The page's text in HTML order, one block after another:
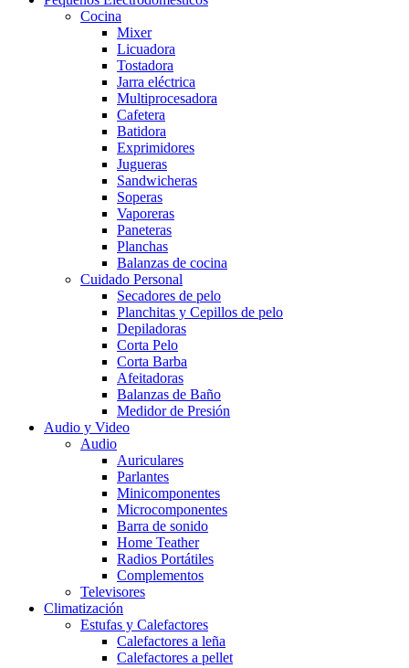
Cocina
Mixer
Licuadora
Tostadora
Jarra eléctrica
Multiprocesadora
Cafetera
Batidora
Exprimidores
Jugueras
Sandwicheras
Soperas
Vaporeras
Paneteras
Planchas
Balanzas de cocina
Cuidado Personal
Secadores de pelo
Planchitas y Cepillos de pelo
Depiladoras
Corta Pelo
Corta Barba
Afeitadoras
Balanzas de Baño
Medidor de Presión
Audio y Video
Audio
Auriculares
Parlantes
Minicomponentes
Microcomponentes
Barra de sonido
Home Teather
Radios Portátiles
Complementos
Televisores
Climatización
Estufas y Calefactores
Calefactores a leña
Calefactores a pellet